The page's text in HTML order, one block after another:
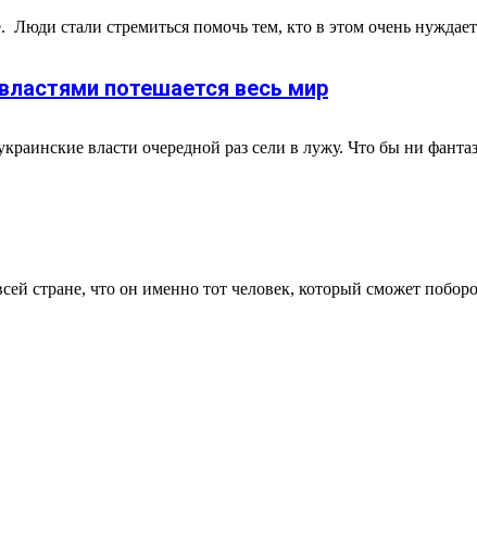
стали стремиться помочь тем, кто в этом очень
потешается весь мир
власти очередной раз сели в лужу. Что бы ни
стране, что он именно тот человек, который сможет